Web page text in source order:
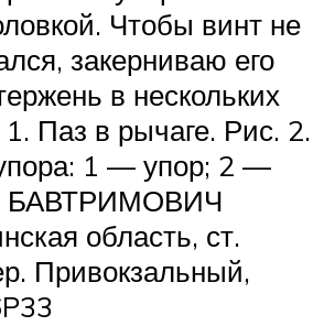
Чтобы винт не
закерниваю его
в нескольких
1. Паз в рычаге. Рис. 2.
1 — упор; 2 —
БАВТРИМОВИЧ
область, ст.
Привокзальный,